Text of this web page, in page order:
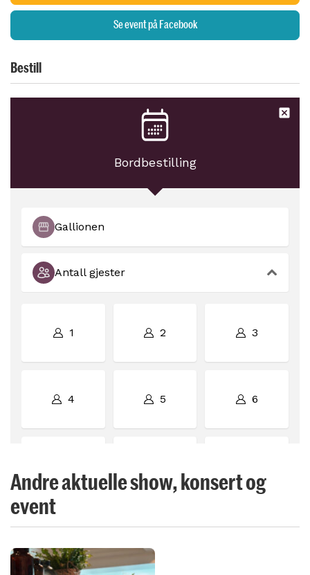
Se event på Facebook
Bestill
Andre aktuelle show, konsert og
event